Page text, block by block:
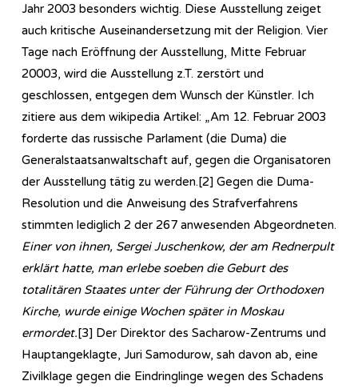
Jahr 2003 besonders wichtig. Diese Ausstellung zeiget
auch kritische Auseinandersetzung mit der Religion. Vier
Tage nach Eröffnung der Ausstellung, Mitte Februar
20003, wird die Ausstellung z.T. zerstört und
geschlossen, entgegen dem Wunsch der Künstler. Ich
zitiere aus dem wikipedia Artikel: „Am 12. Februar 2003
forderte das russische Parlament (die Duma) die
Generalstaatsanwaltschaft auf, gegen die Organisatoren
der Ausstellung tätig zu werden.[2] Gegen die Duma-
Resolution und die Anweisung des Strafverfahrens
stimmten lediglich 2 der 267 anwesenden Abgeordneten.
Einer von ihnen, Sergei Juschenkow, der am Rednerpult
erklärt hatte, man erlebe soeben die Geburt des
totalitären Staates unter der Führung der Orthodoxen
Kirche, wurde einige Wochen später in Moskau
ermordet.[3] Der Direktor des Sacharow-Zentrums und
Hauptangeklagte, Juri Samodurow, sah davon ab, eine
Zivilklage gegen die Eindringlinge wegen des Schadens